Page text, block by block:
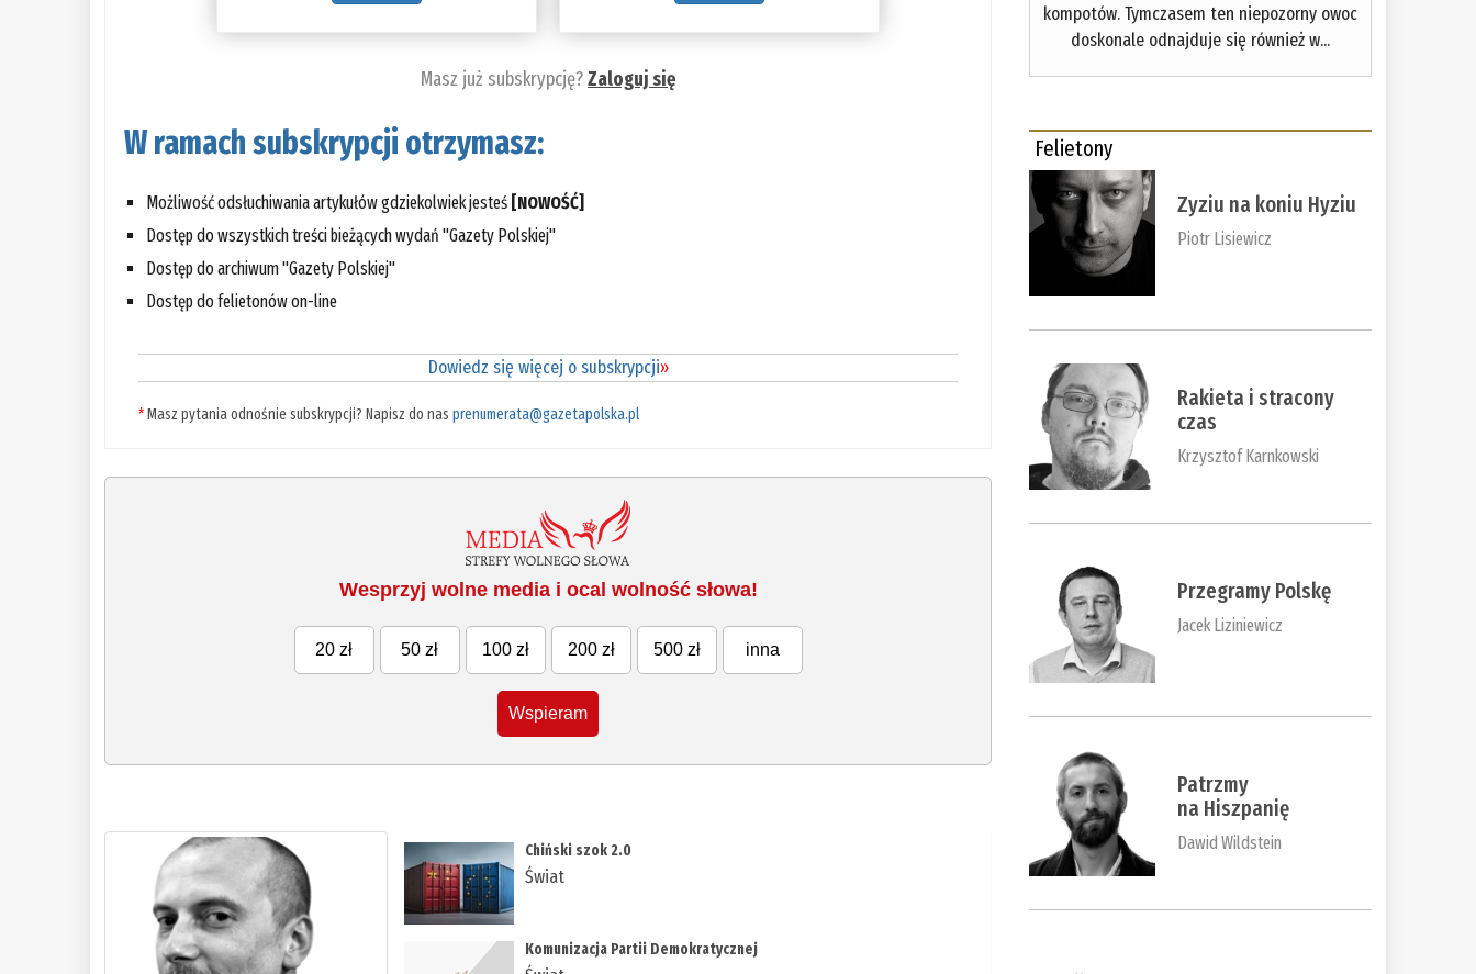
Masz już subskrypcję?Zaloguj się
W ramach subskrypcji otrzymasz:
Możliwość odsłuchiwania artykułów gdziekolwiek jesteś [NOWOŚĆ]
Dostęp do wszystkich treści bieżących wydań "Gazety Polskiej"
Dostęp do archiwum "Gazety Polskiej"
Dostęp do felietonów on-line
Dowiedz się więcej o subskrypcji»
*Masz pytania odnośnie subskrypcji? Napisz do nasprenumerata@gazetapolska.pl
Wesprzyj wolne media i ocal wolność słowa!
20 zł 50 zł 100 zł 200 zł 500 zł inna
Wspieram
Chiński szok 2.0
Świat
Komunizacja Partii Demokratycznej
kompotów. Tymczasem ten niepozorny owoc
doskonale odnajduje się również w...
Felietony
Zyziu na koniu Hyziu
Piotr Lisiewicz
Rakieta i stracony
czas
Krzysztof Karnkowski
Przegramy Polskę
Jacek Liziniewicz
Patrzmy
na Hiszpanię
Dawid Wildstein